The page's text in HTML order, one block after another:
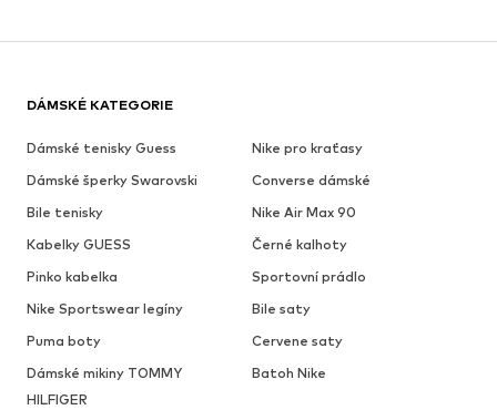
DÁMSKÉ KATEGORIE
Dámské tenisky Guess
Nike pro kraťasy
Dámské šperky Swarovski
Converse dámské
Bile tenisky
Nike Air Max 90
Kabelky GUESS
Černé kalhoty
Pinko kabelka
Sportovní prádlo
Nike Sportswear legíny
Bile saty
Puma boty
Cervene saty
Dámské mikiny TOMMY
HILFIGER
Batoh Nike